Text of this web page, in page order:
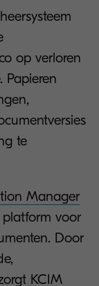
op verloren
Papieren
te
Manager
voor
Door
KCIM